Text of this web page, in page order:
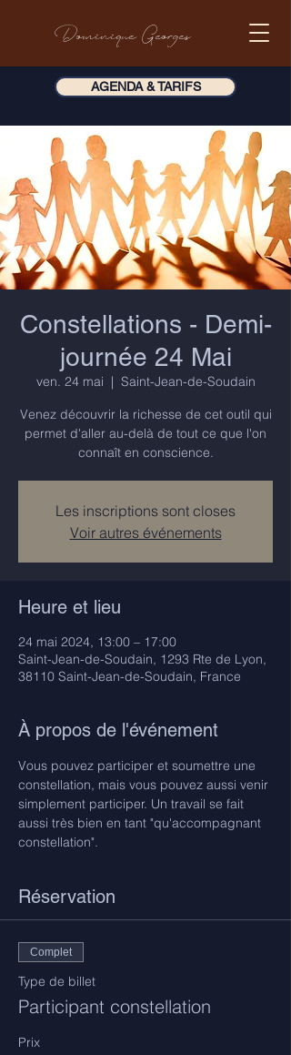
Dominique Georges
AGENDA & TARIFS
Constellations - Demi-
journée 24 Mai
ven. 24 mai
  |
Saint-Jean-de-Soudain
Venez découvrir la richesse de cet outil qui
permet d'aller au-delà de tout ce que l'on
connaît en conscience.
Les inscriptions sont closes
Voir autres événements
Heure et lieu
24 mai 2024, 13:00 – 17:00
Saint-Jean-de-Soudain, 1293 Rte de Lyon,
38110 Saint-Jean-de-Soudain, France
À propos de l'événement
Vous pouvez participer et soumettre une
constellation, mais vous pouvez aussi venir
simplement participer. Un travail se fait
aussi très bien en tant "qu'accompagnant
constellation".
Réservation
Complet
Type de billet
Participant constellation
Prix